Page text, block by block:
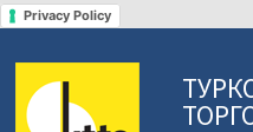
Privacy Policy